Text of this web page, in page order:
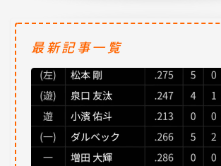
最新記事一覧